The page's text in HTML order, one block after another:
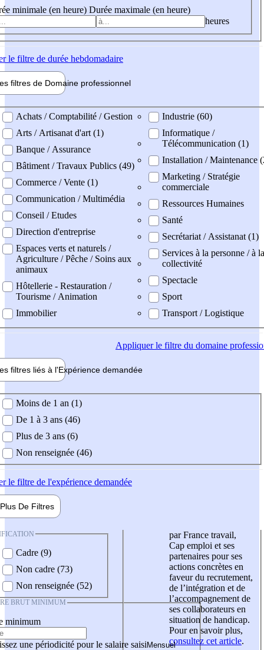
minimale (en heure) Durée maximale (en heure)
heures
le filtre de durée hebdomadaire
filtres de Domaine professionnel
professionel
Achats / Comptabilité / Gestion
Arts / Artisanat d'art (1)
Banque / Assurance
Bâtiment / Travaux Publics (49)
Commerce / Vente (1)
Communication / Multimédia
Conseil / Etudes
Direction d'entreprise
Espaces verts et naturels /
Agriculture / Pêche / Soins aux
animaux
Hôtellerie - Restauration /
Tourisme / Animation
Immobilier
Industrie (60)
Informatique /
Télécommunication (1)
Installation / Maintenance
Marketing / Stratégie
commerciale
Ressources Humaines
Santé
Secrétariat / Assistanat (1)
Services à la personne / à la
collectivité
Spectacle
Sport
Transport / Logistique
Appliquerle filtre du domaine
filtres liés à l'Expérience demandée
demandée
Moins de 1 an (1)
De 1 à 3 ans (46)
Plus de 3 ans (6)
Non renseignée (46)
le filtre de l'expérience demandée
Plus De Filtres
Cadre (9)
Non cadre (73)
Non renseignée (52)
BRUT MINIMUM
minimum
une périodicité pour le salaire saisi
par France travail,
Cap emploi et ses
partenaires pour ses
actions concrètes en
faveur du recrutement,
de l’intégration et de
l’accompagnement de
ses collaborateurs en
situation de handicap.
Pour en savoir plus,
consultez cet article.